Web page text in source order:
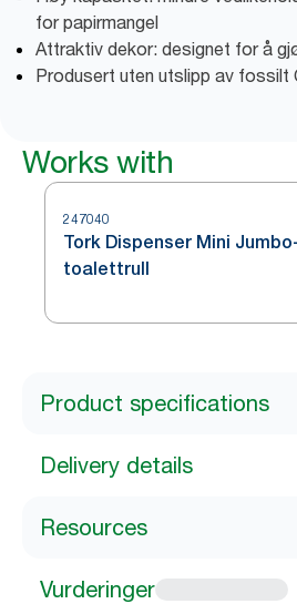
for papirmangel
Attraktiv dekor: designet for å
Produsert uten utslipp av fossilt
Works with
247040
Tork Dispenser Mini
toalettrull
Product specifications
Delivery details
Resources
Vurderinger